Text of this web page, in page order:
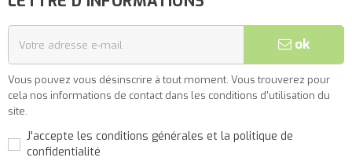
ok
Vous pouvez vous désinscrire à tout moment. Vous trouverez pour
cela nos informations de contact dans les conditions d'utilisation du
site.
J'accepte les conditions générales et la politique de
confidentialité